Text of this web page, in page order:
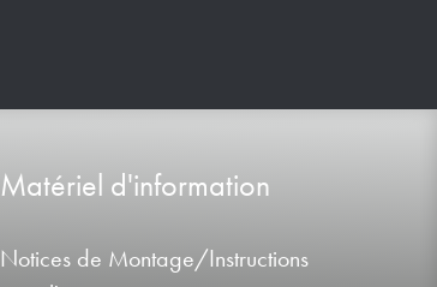
Matériel d'information
Notices de Montage/Instructions